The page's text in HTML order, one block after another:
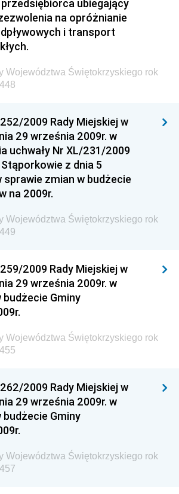
Ministra Inwestycji i Rozwoju
Naczelnego Dyrektora Archiwów
Ministra Finansów, Inwestycji i
Ministra Sportu
Ministra Funduszy i Polityki
Ministra Aktywów Państwowych
Ministra Zdrowia
Ministra Środowiska i Głównego
Środowiska
Ministerstwa Kultury, Dziedzictwa
Ministra Finansów, Funduszy i
Ministra Rozwoju, Pracy i
Ministra Kultury, Dziedzictwa
Ministra Rodziny i Polityki
Komendy Głównej Straży
ubiegający
na opróżnianie
i transport
Województwa Świętokrzyskiego rok
2009 Rady Miejskiej w
29 września 2009r. w
uchwały Nr XL/231/2009
z dnia 5
sprawie zmian w budżecie
na 2009r.
Województwa Świętokrzyskiego rok
2009 Rady Miejskiej w
29 września 2009r. w
Gminy
Województwa Świętokrzyskiego rok
2009 Rady Miejskiej w
29 września 2009r. w
Gminy
Województwa Świętokrzyskiego rok